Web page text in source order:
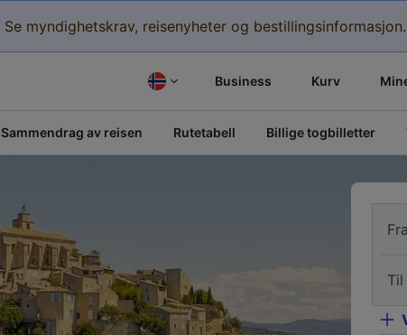
Se myndighetskrav, reisenyheter og bestillingsinformasjon.
Business Kurv
Sammendrag av reisen Rutetabell Billige togbilletter
Til